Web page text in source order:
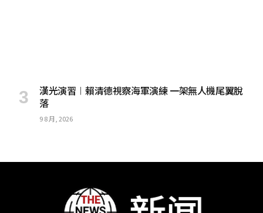
漢光演習︱賴清德視察海軍演練 一架無人機尾翼脫
落
9 8 月, 2026